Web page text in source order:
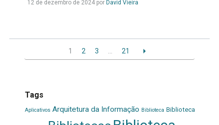
12 de dezembro de 2024 por David VieiraLeia
1 2 3 21
Tags
Aplicativos Arquitetura da Informação Biblioteca Biblioteca